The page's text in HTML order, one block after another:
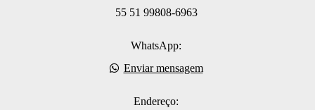
55 51 99808-6963
WhatsApp:
Enviar mensagem
Endereço: